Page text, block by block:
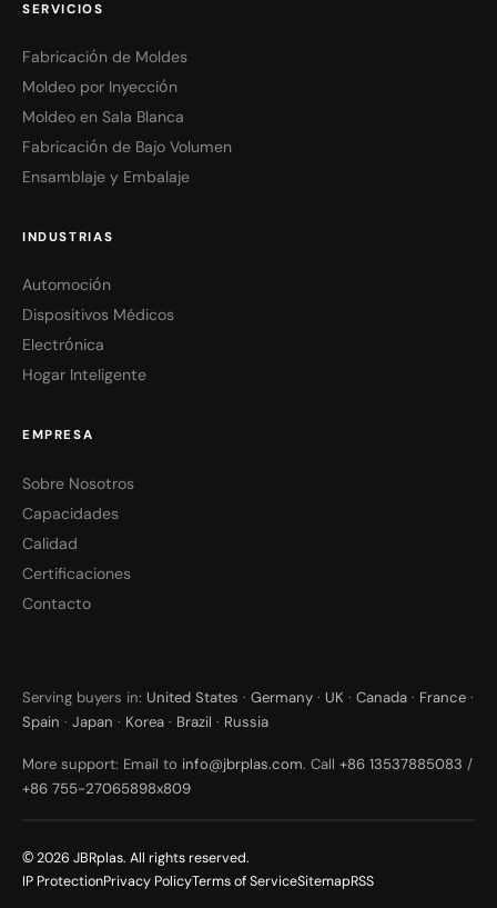
SERVICIOS
Fabricación de Moldes
Moldeo por Inyección
Moldeo en Sala Blanca
Fabricación de Bajo Volumen
Ensamblaje y Embalaje
INDUSTRIAS
Automoción
Dispositivos Médicos
Electrónica
Hogar Inteligente
EMPRESA
Sobre Nosotros
Capacidades
Calidad
Certificaciones
Contacto
Serving buyers in: United States · Germany · UK · Canada · France ·
Spain · Japan · Korea · Brazil · Russia
More support: Email to info@jbrplas.com. Call +86 13537885083 /
+86 755-27065898x809
© 2026 JBRplas. All rights reserved.
IP ProtectionPrivacy PolicyTerms of ServiceSitemapRSS